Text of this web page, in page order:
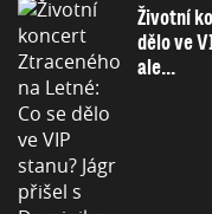
Životní
dělo ve
ale...